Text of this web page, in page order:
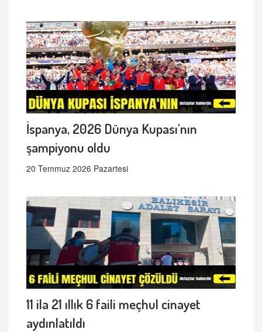
İspanya, 2026 Dünya Kupası'nın
şampiyonu oldu
20 Temmuz 2026 Pazartesi
11 ila 21 ıllık 6 faili meçhul cinayet
aydınlatıldı